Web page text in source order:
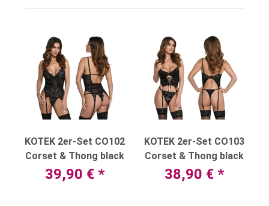
KOTEK 2er-Set CO102
Corset & Thong black
39,90 € *
KOTEK 2er-Set CO103
Corset & Thong black
38,90 € *